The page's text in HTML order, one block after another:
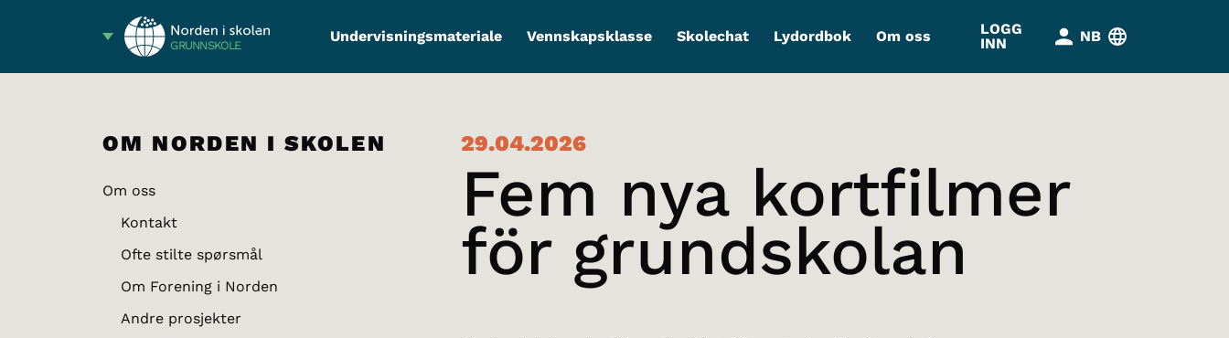
GRUNNSKOLE
Undervisningsmateriale Vennskapsklasse Skolechat Lydordbok Om oss
LOGG
INN
NB
OM NORDEN I SKOLEN
Om oss
Kontakt
Ofte stilte spørsmål
Om Forening i Norden
Andre prosjekter
29.04.2026
Fem nya kortfilmer
för grundskolan